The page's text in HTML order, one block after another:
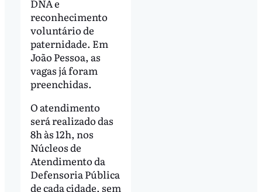
DNA e
reconhecimento
voluntário de
paternidade. Em
João Pessoa, as
vagas já foram
preenchidas.
O atendimento
será realizado das
8h às 12h, nos
Núcleos de
Atendimento da
Defensoria Pública
de cada cidade, sem